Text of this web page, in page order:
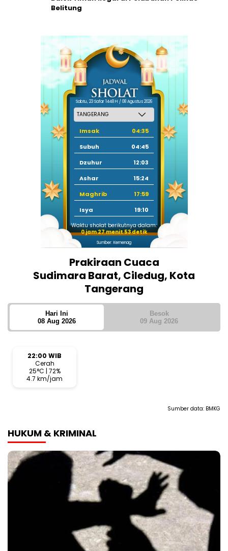
Belitung
Sabtu, 23 Safar 1448 H / 08 Agustus 2026
Imsak
04:35
Subuh
04:45
Dzuhur
12:03
Ashar
15:24
Maghrib
17:59
Isya
19:10
Waktu sholat berikutnya dalam:
0 jam 27 menit 52 detik
Sumber: Kemenag
Prakiraan Cuaca
Sudimara Barat, Ciledug, Kota
Tangerang
Hari Ini
08 Aug 2026
Besok
09 Aug 2026
22:00 WIB
Cerah
25°C | 72%
4.7 km/jam
Sumber data: BMKG
HUKUM & KRIMINAL